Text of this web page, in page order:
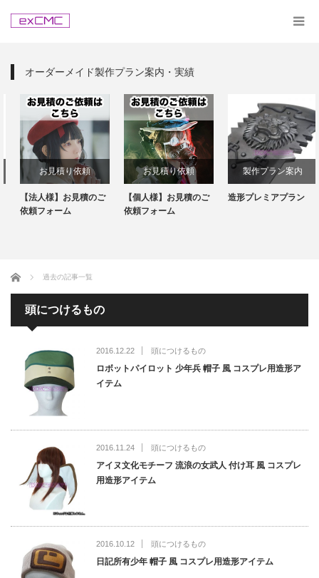
オーダーメイド製作プラン案内・実績
お見積り依頼
【法人様】お見積のご
依頼フォーム
お見積り依頼
【個人様】お見積のご
依頼フォーム
製作プラン案内
造形プレミアプラン
ホーム 過去の記事一覧
頭につけるもの
2016.12.22 頭につけるもの
ロボットパイロット 少年兵 帽子 風 コスプレ用造形ア
イテム
2016.11.24 頭につけるもの
アイヌ文化モチーフ 流浪の女武人 付け耳 風 コスプレ
用造形アイテム
2016.10.12 頭につけるもの
日記所有少年 帽子 風 コスプレ用造形アイテム